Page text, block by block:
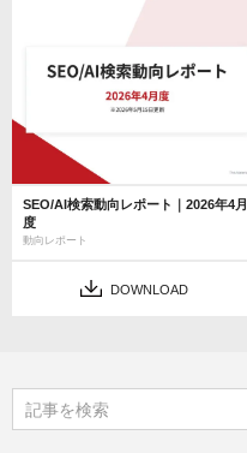
SEO/AI検索動向レポート｜2026年4月
度
動向レポート
DOWNLOAD